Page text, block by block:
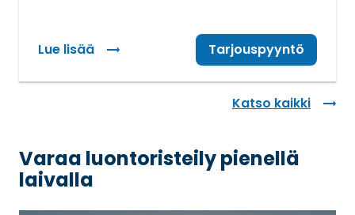
Lue lisää
: Auto mukaan maksutta Tarjouspyyntö
Katso kaikki
Varaa luontoristeily pienellä
laivalla